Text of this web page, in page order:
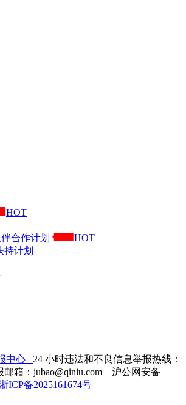
HOT
合作计划
HOT
持计划
中心 24 小时违法和不良信息举报热线：
邮箱：jubao@qiniu.com 沪公网安备
ICP备2025161674号